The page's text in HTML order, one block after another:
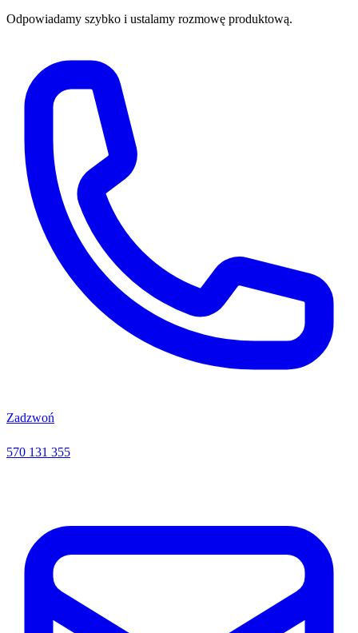
Odpowiadamy szybko i ustalamy rozmowę produktową.
Zadzwoń
570 131 355